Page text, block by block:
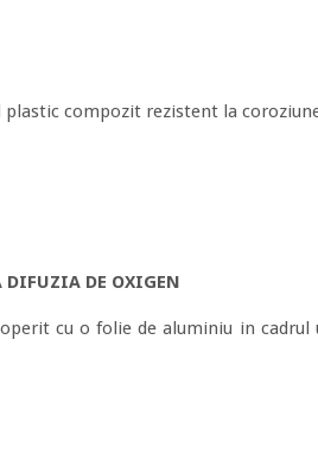
plastic compozit rezistent la
DIFUZIA DE OXIGEN
cu o folie de aluminiu in